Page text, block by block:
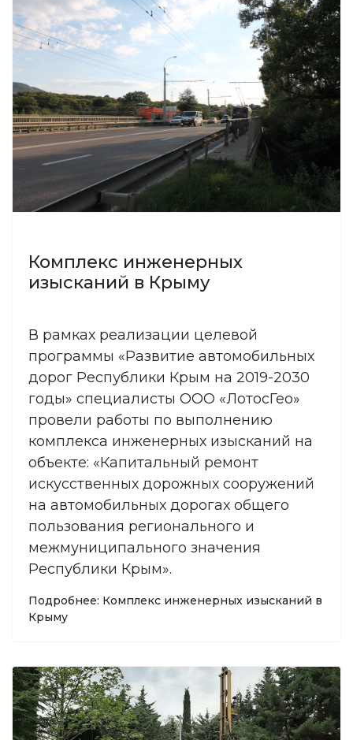
Комплекс инженерных
изысканий в Крыму
В рамках реализации целевой
программы «Развитие автомобильных
дорог Республики Крым на 2019-2030
годы» специалисты ООО «ЛотосГео»
провели работы по выполнению
комплекса инженерных изысканий на
объекте: «Капитальный ремонт
искусственных дорожных сооружений
на автомобильных дорогах общего
пользования регионального и
межмуниципального значения
Республики Крым».
Подробнее: Комплекс инженерных изысканий в
Крыму